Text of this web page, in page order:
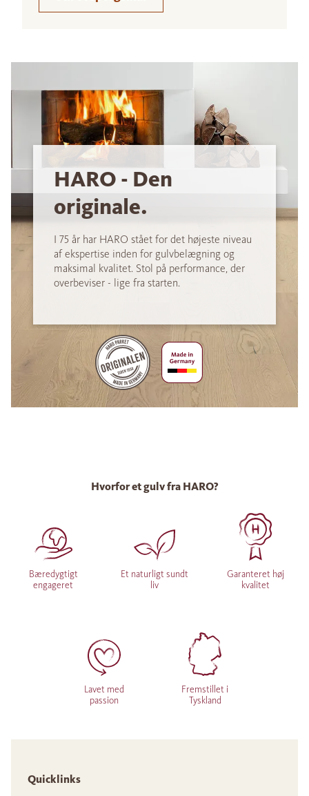
HARO - Den
originale.
I 75 år har HARO stået for det højeste niveau
af ekspertise inden for gulvbelægning og
maksimal kvalitet. Stol på performance, der
overbeviser - lige fra starten.
Hvorfor et gulv fra HARO?
Bæredygtigt
engageret
Et naturligt sundt
liv
Garanteret høj
kvalitet
Lavet med
passion
Fremstillet i
Tyskland
Quicklinks